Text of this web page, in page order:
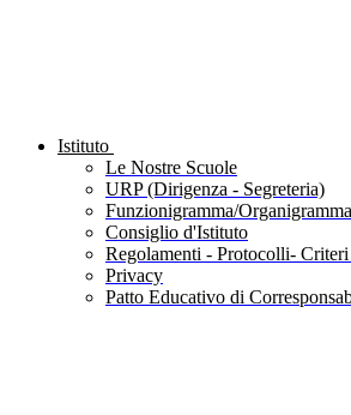
Istituto
Le Nostre Scuole
URP (Dirigenza - Segreteria)
Funzionigramma/Organigramma
Consiglio d'Istituto
Regolamenti - Protocolli-
Privacy
Patto Educativo di